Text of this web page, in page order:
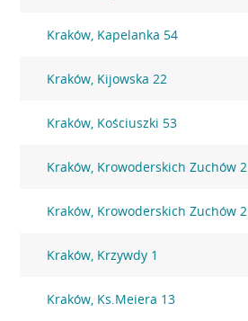
Kraków, Kapelanka 54
Kraków, Kijowska 22
Kraków, Kościuszki 53
Kraków, Krowoderskich Zuchów 2
Kraków, Krowoderskich Zuchów 2
Kraków, Krzywdy 1
Kraków, Ks.Meiera 13